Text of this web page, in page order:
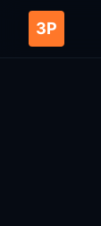
ЗР